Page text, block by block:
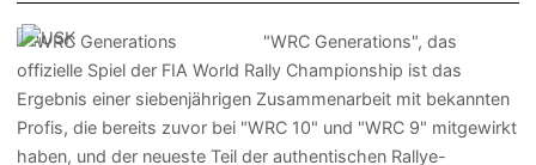
"WRC Generations", das
offizielle Spiel der FIA World Rally Championship ist das
Ergebnis einer siebenjährigen Zusammenarbeit mit bekannten
Profis, die bereits zuvor bei "WRC 10" und "WRC 9" mitgewirkt
haben, und der neueste Teil der authentischen Rallye-